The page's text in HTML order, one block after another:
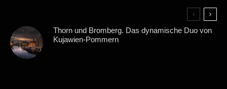
Thorn und Bromberg. Das dynamische Duo von
Kujawien-Pommern